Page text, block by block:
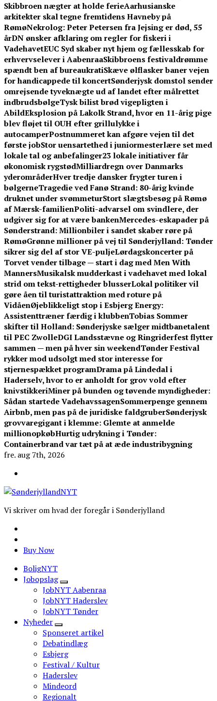
Skibbroen nægter at holde ferieAarhusianske
arkitekter skal tegne fremtidens Havneby på
RømøNekrolog: Peter Petersen fra Jejsing er død, 55
årDN ønsker afklaring om regler for fiskeri i
VadehavetEUC Syd skaber nyt hjem og fællesskab for
erhvervselever i AabenraaSkibbroens festivaldrømme
spændt ben af bureaukratiSkæve ølflasker baner vejen
for handicappede til koncertSønderjysk domstol sender
omrejsende tyveknægte ud af landet efter målrettet
indbrudsbølgeTysk bilist brød vigepligten i
AbildEksplosion på Lakolk Strand, hvor en 11-årig pige
blev fløjet til OUH efter grillulykke i
autocamperPostnummeret kan afgøre vejen til det
første jobStor uensartethed i juniormesterlære set med
lokale tal og anbefalinger23 lokale initiativer får
økonomisk rygstødMilliardregn over Danmarks
yderområderHver tredje dansker frygter turen i
bølgerneTragedie ved Fanø Strand: 80-årig kvinde
druknet under svømmeturStort slægtsbesøg på Rømø
af Mærsk-familienPoliti-advarsel om svindlere, der
udgiver sig for at være bankenMercedes-eskapader på
Sønderstrand: Millionbiler i sandet skaber røre på
RømøGrønne millioner på vej til Sønderjylland: Tønder
sikrer sig del af stor VE-puljeLørdagskoncerter på
Torvet vender tilbage — start i dag med Men With
MannersMusikalsk mudderkast i vadehavet med lokal
strid om tekst-rettigheder blusserLokal politiker vil
gøre åen til turistattraktion med roture på
VidåenØjeblikkeligt stop i Esbjerg Energy:
Assistenttræner færdig i klubbenTobias Sommer
skifter til Holland: Sønderjyske sælger midtbanetalent
til PEC ZwolleDGI Landsstævne og Ringriderfest flytter
sammen — men på hver sin weekendTønder Festival
rykker mod udsolgt med stor interesse for
stjernespækket programDrama på Lindedal i
Haderselv, hvor to er anholdt for grov vold efter
knivstikkeriMiner på bunden og tøvende myndigheder:
Sådan startede VadehavssagenSommerpenge gennem
Airbnb, men pas på de juridiske faldgruberSønderjysk
grovvaregigant i klemme: Glemte at anmelde
millionopkøbHurtig udrykning i Tønder:
Containerbrand var tæt på at æde industribygning
fre. aug 7th, 2026
Vi skriver om hvad der foregår i Sønderjylland
Buy Now
BoligNYT
Jobopslag
JobNYT Aabenraa
JobNYT Haderslev
JobNYT Tønder
Nyheder
Sponseret artikel
Debatindlæg
Esbjerg
Festival / Kultur
Haderslev
Mindeord
Regionalt